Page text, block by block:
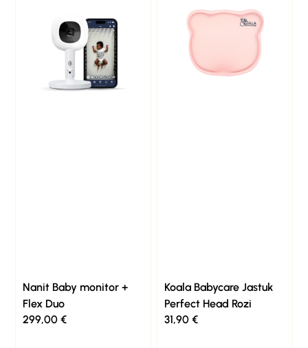
Nanit Baby monitor +
Flex Duo
299,00€
Koala Babycare Jastuk
Perfect Head Rozi
31,90 €